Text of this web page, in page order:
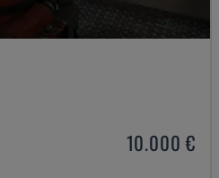
10.000 €